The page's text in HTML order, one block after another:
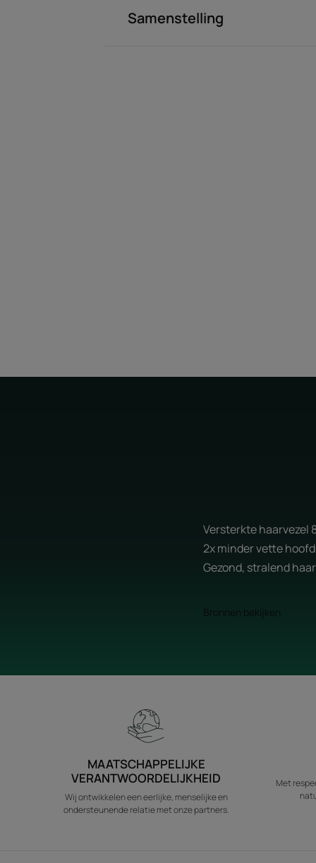
Samenstelling
Versterkte haarvezel
2x minder vette
Gezond, stralend haar
Bronnen bekijken
MAATSCHAPPELIJKE
VERANTWOORDELIJKHEID
Wij ontwikkelen een eerlijke, menselijke en
ondersteunende relatie met onze partners.
Met